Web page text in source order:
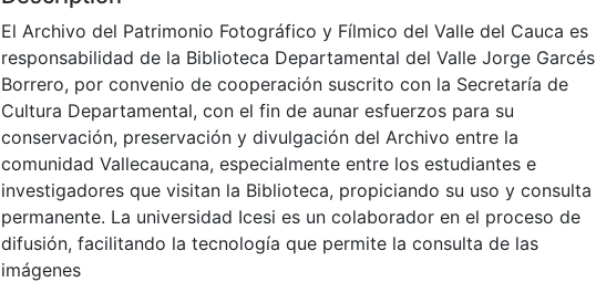
El Archivo del Patrimonio Fotográfico y Fílmico del Valle del Cauca es
responsabilidad de la Biblioteca Departamental del Valle Jorge Garcés
Borrero, por convenio de cooperación suscrito con la Secretaría de
Cultura Departamental, con el fin de aunar esfuerzos para su
conservación, preservación y divulgación del Archivo entre la
comunidad Vallecaucana, especialmente entre los estudiantes e
investigadores que visitan la Biblioteca, propiciando su uso y consulta
permanente. La universidad Icesi es un colaborador en el proceso de
difusión, facilitando la tecnología que permite la consulta de las
imágenes